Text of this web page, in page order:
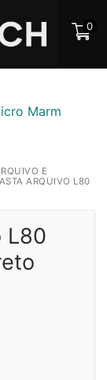
0
E
ARQUIVO L80
L80